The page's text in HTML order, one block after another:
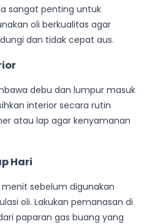
sangat penting untuk
oli berkualitas agar
dan tidak cepat aus.
debu dan lumpur masuk
interior secara rutin
atau lap agar kenyamanan
Hari
sebelum digunakan
oli. Lakukan pemanasan di
paparan gas buang yang